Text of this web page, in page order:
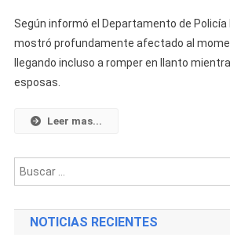
Según informó el Departamento de Policía
mostró profundamente afectado al
llegando incluso a romper en llanto
esposas.
Leer mas...
NOTICIAS RECIENTES